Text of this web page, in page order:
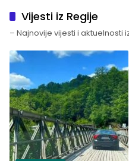
Vijesti iz Regije
– Najnovije vijesti i aktuelnosti